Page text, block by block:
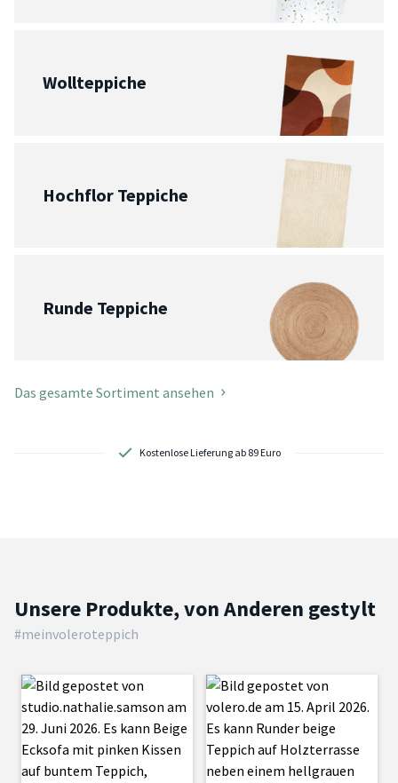
Wollteppiche
Hochflor Teppiche
Runde Teppiche
Das gesamte Sortiment ansehen
Schnelle Lieferung
Unsere Produkte, von Anderen gestylt
#meinvoleroteppich